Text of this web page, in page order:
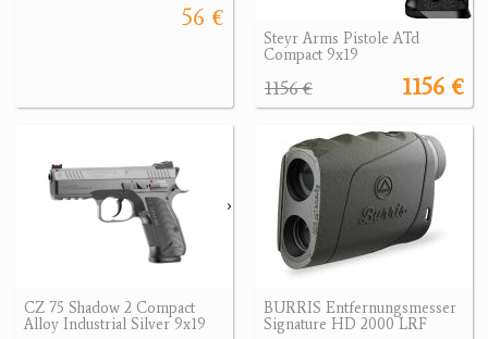
56 €
Steyr Arms Pistole ATd
Compact 9x19
1156 €
1156 €
CZ 75 Shadow 2 Compact
Alloy Industrial Silver 9x19
BURRIS Entfernungsmesser
Signature HD 2000 LRF